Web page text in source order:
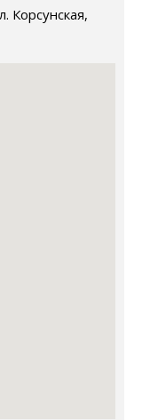
Корсунская,